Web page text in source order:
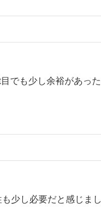
でも少し余裕があった
少し必要だと感じまし